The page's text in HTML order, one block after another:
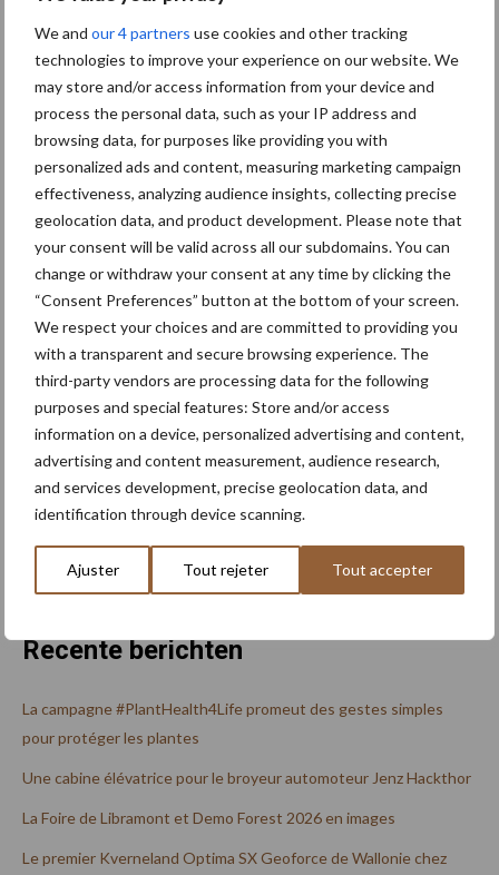
We and our 4 partners use cookies and other tracking
technologies to improve your experience on our website. We
may store and/or access information from your device and
process the personal data, such as your IP address and
browsing data, for purposes like providing you with
personalized ads and content, measuring marketing campaign
effectiveness, analyzing audience insights, collecting precise
geolocation data, and product development. Please note that
your consent will be valid across all our subdomains. You can
change or withdraw your consent at any time by clicking the
“Consent Preferences” button at the bottom of your screen.
We respect your choices and are committed to providing you
with a transparent and secure browsing experience. The
third-party vendors are processing data for the following
purposes and special features: Store and/or access
information on a device, personalized advertising and content,
advertising and content measurement, audience research,
and services development, precise geolocation data, and
identification through device scanning.
Ajuster Tout rejeter Tout accepter
3 Août
Le Strator, un nouveau camion à
capot pour le marché européen
En savoir plus
Rechercher
Recente berichten
La campagne #PlantHealth4Life promeut des gestes simples
pour protéger les plantes
Une cabine élévatrice pour le broyeur automoteur Jenz Hackthor
La Foire de Libramont et Demo Forest 2026 en images
Le premier Kverneland Optima SX Geoforce de Wallonie chez